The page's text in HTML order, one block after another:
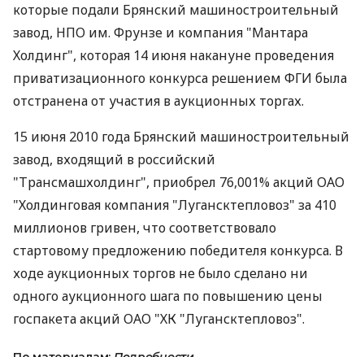
которые подали Брянский машиностроительный
завод, НПО им. Фрунзе и компания "Мантара
Холдинг", которая 14 июня накануне проведения
приватизационного конкурса решением ФГИ была
отстранена от участия в аукционных торгах.
15 июня 2010 года Брянский машиностроительный
завод, входящий в российский
"Трансмашхолдинг", приобрел 76,001% акций ОАО
"Холдинговая компания "Лугансктепловоз" за 410
миллионов гривен, что соответствовало
стартовому предложению победителя конкурса. В
ходе аукционных торгов не было сделано ни
одного аукционного шага по повышению цены
госпакета акций ОАО "ХК "Лугансктепловоз".